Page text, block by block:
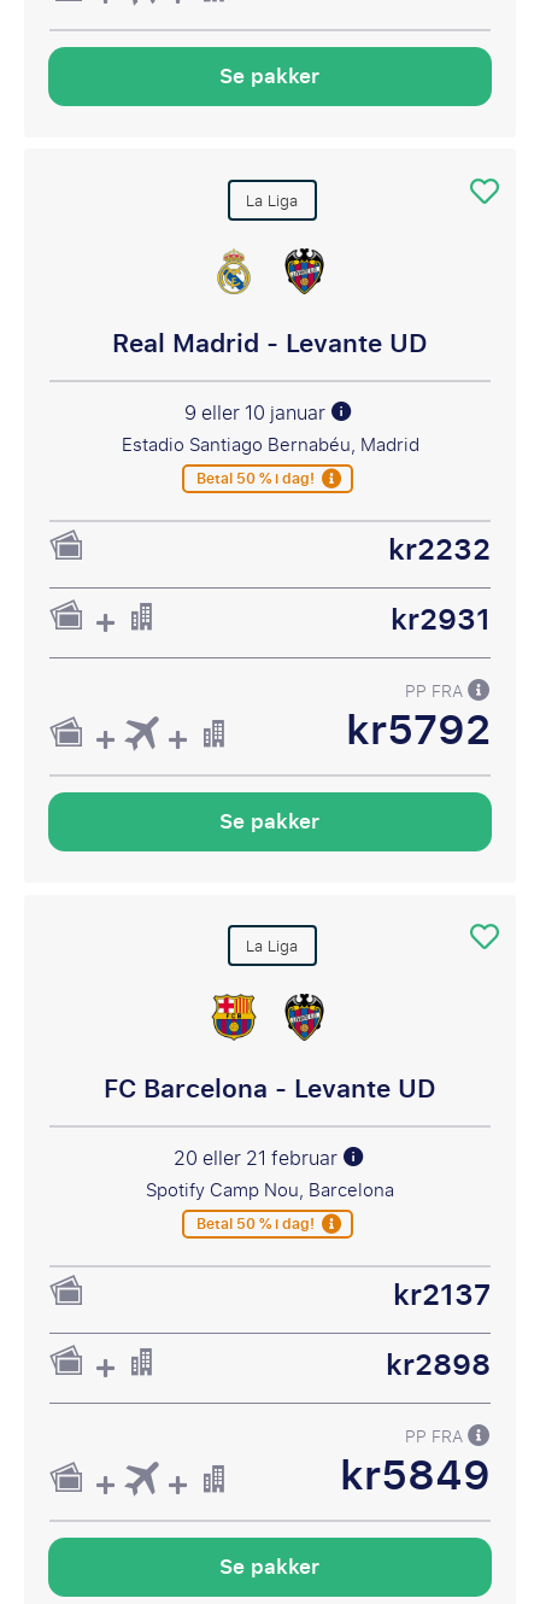
Se pakker
La Liga
Real Madrid - Levante UD
9 eller 10 januar
Estadio Santiago Bernabéu, Madrid
Betal 50 % i dag!
kr2232
kr2931
PP FRA
kr5792
Se pakker
La Liga
FC Barcelona - Levante UD
20 eller 21 februar
Spotify Camp Nou, Barcelona
Betal 50 % i dag!
kr2137
kr2898
PP FRA
kr5849
Se pakker